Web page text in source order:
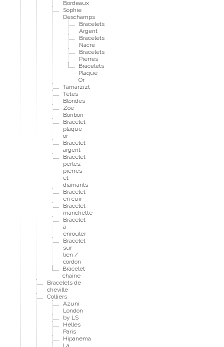
Bordeaux
Sophie
Deschamps
Bracelets
Argent
Bracelets
Nacre
Bracelets
Pierres
Bracelets
Plaqué
Or
Tamarzizt
Têtes
Blondes
Zoé
Bonbon
Bracelet
plaqué
or
Bracelet
argent
Bracelet
perles,
pierres
et
diamants
Bracelet
en cuir
Bracelet
manchette
Bracelet
à
enrouler
Bracelet
sur
lien /
cordon
Bracelet
chaîne
Bracelets de
cheville
Colliers
Azuni
London
by LS
Helles
Paris
Hipanema
La